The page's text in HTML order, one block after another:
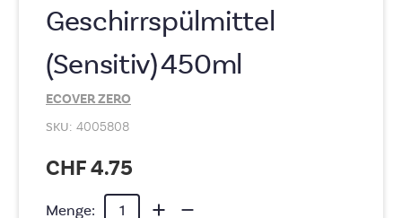
Geschirrspülmittel
(Sensitiv) 450ml
ECOVER ZERO
SKU: 4005808
CHF 4.75
Menge: MengeMenge